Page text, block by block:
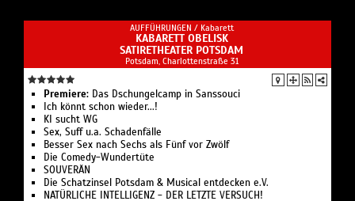
AUFFÜHRUNGEN / Kabarett
KABARETT OBELISK
SATIRETHEATER POTSDAM
Potsdam, Charlottenstraße 31
Premiere: Das Dschungelcamp in Sanssouci
Ich könnt schon wieder...!
KI sucht WG
Sex, Suff u.a. Schadenfälle
Besser Sex nach Sechs als Fünf vor Zwölf
Die Comedy-Wundertüte
SOUVERÄN
Die Schatzinsel Potsdam & Musical entdecken e.V.
NATÜRLICHE INTELLIGENZ - DER LETZTE VERSUCH!